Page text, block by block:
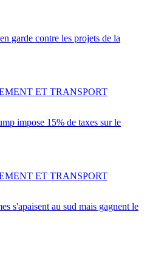
garde contre les projets de la
impose 15% de taxes sur le
ET TRANSPORT
s'apaisent au sud mais gagnent le
ET TRANSPORT